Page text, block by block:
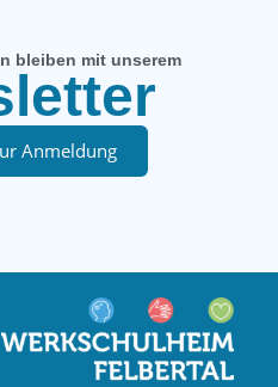
bleiben mit unserem
Anmeldung